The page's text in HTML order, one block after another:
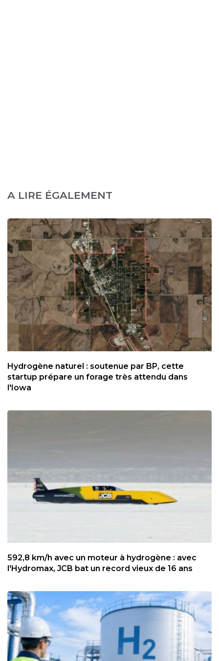
A LIRE ÉGALEMENT
Hydrogène naturel : soutenue par BP, cette
startup prépare un forage très attendu dans
l'Iowa
592,8 km/h avec un moteur à hydrogène : avec
l'Hydromax, JCB bat un record vieux de 16 ans